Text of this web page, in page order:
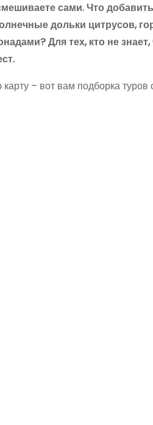
сами. Что
дольки цитрусов,
Для тех, кто не
– вот вам подборка